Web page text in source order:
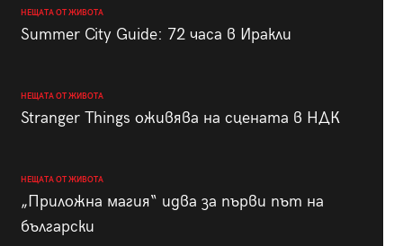
НЕЩАТА ОТ ЖИВОТА
Summer City Guide: 72 часа в Иракли
НЕЩАТА ОТ ЖИВОТА
Stranger Things оживява на сцената в НДК
НЕЩАТА ОТ ЖИВОТА
„Приложна магия“ идва за първи път на
български